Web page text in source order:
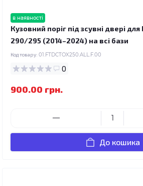
в наявності
Кузовний поріг під зсувні двері
290/295 (2014–2024) на всі бази
Код товару: 01.FTDCTOX250.ALL.F.00
0
900.00 грн.
До кошика